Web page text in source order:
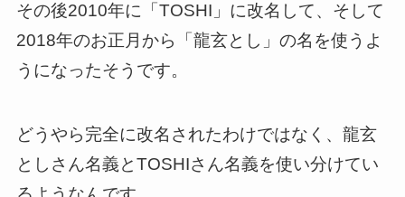
その後2010年に「TOSHI」に改名して、そして
2018年のお正月から「龍玄とし」の名を使うよ
うになったそうです。
どうやら完全に改名されたわけではなく、龍玄
としさん名義とTOSHIさん名義を使い分けてい